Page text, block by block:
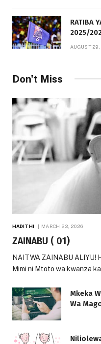
RATIBA
2025/
AUGUST
Don't Miss
HADITHI MARCH 23, 2026
ZAINABU ( 01)
NAITWA ZAINABU ALIYU!
Mimi ni Mtoto wa kwanza
Mkeka
Wa